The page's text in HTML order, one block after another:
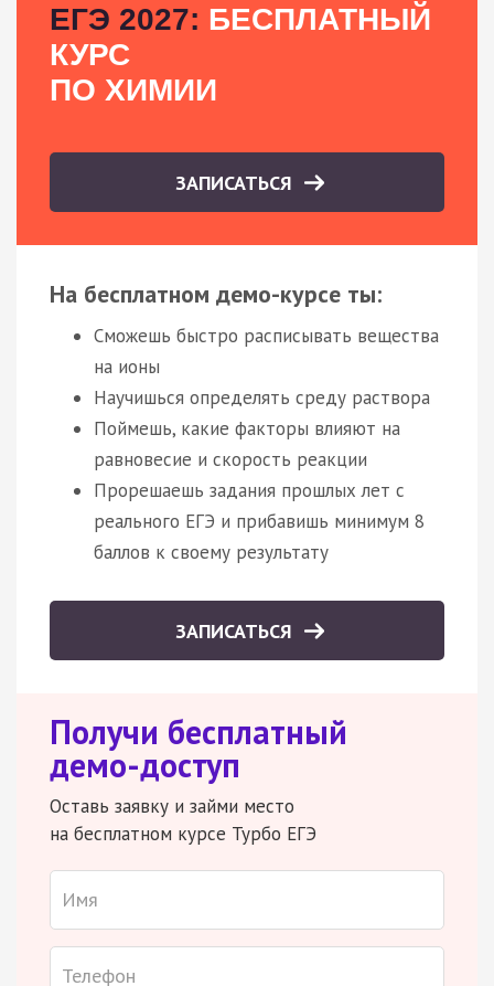
ЕГЭ 2027: БЕСПЛАТНЫЙ
КУРС
ПО ХИМИИ
ЗАПИСАТЬСЯ
На бесплатном демо-курсе ты:
Сможешь быстро расписывать вещества
на ионы
Научишься определять среду раствора
Поймешь, какие факторы влияют на
равновесие и скорость реакции
Прорешаешь задания прошлых лет с
реального ЕГЭ и прибавишь минимум 8
баллов к своему результату
ЗАПИСАТЬСЯ
Получи бесплатный
демо-доступ
Оставь заявку и займи место
на бесплатном курсе Турбо ЕГЭ